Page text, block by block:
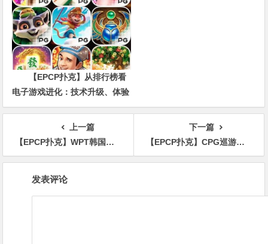
【EPCP扑克】从排行榜看
电子游戏进化：技术升级、体验
创新与未来趋势
上一篇
【EPCP扑克】WPT韩国站 | 济州美食攻略大放送 让你的味蕾狂欢一场
下一篇
【EPCP扑克】CPG巡游赛海棠站泡沫破裂171人奖励圈出炉，张志97.9万计分领衔123人晋级第三轮
发表评论